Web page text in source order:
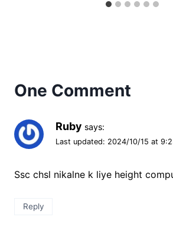
One Comment
Ruby says:
Last updated: 2024/10/15 at
Ssc chsl nikalne k liye height
Reply